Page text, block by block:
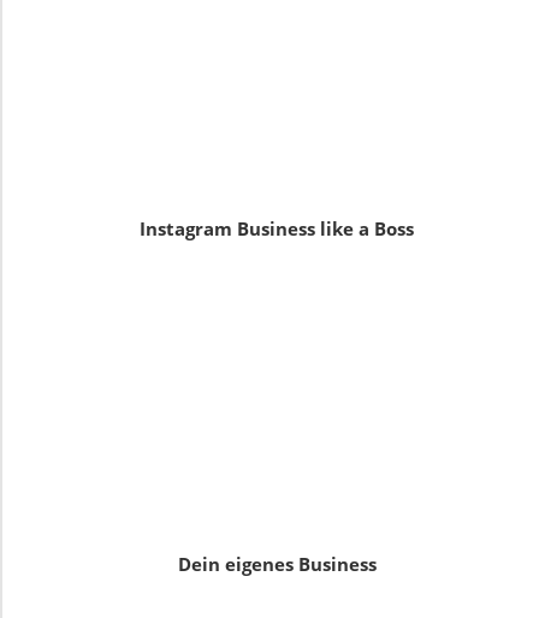
Instagram Business like a Boss
Dein eigenes Business